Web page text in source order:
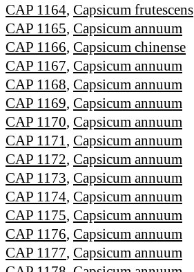
CAP 1164, Capsicum frutescens
CAP 1165, Capsicum annuum
CAP 1166, Capsicum chinense
CAP 1167, Capsicum annuum
CAP 1168, Capsicum annuum
CAP 1169, Capsicum annuum
CAP 1170, Capsicum annuum
CAP 1171, Capsicum annuum
CAP 1172, Capsicum annuum
CAP 1173, Capsicum annuum
CAP 1174, Capsicum annuum
CAP 1175, Capsicum annuum
CAP 1176, Capsicum annuum
CAP 1177, Capsicum annuum